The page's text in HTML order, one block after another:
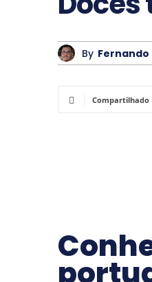
By
Compartilhado